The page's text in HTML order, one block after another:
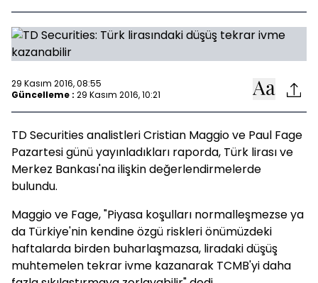
29 Kasım 2016, 08:55
Güncelleme : 29 Kasım 2016, 10:21
TD Securities analistleri Cristian Maggio ve Paul Fage
Pazartesi günü yayınladıkları raporda, Türk lirası ve
Merkez Bankası'na ilişkin değerlendirmelerde
bulundu.
Maggio ve Fage, "Piyasa koşulları normalleşmezse ya
da Türkiye'nin kendine özgü riskleri önümüzdeki
haftalarda birden buharlaşmazsa, liradaki düşüş
muhtemelen tekrar ivme kazanarak TCMB'yi daha